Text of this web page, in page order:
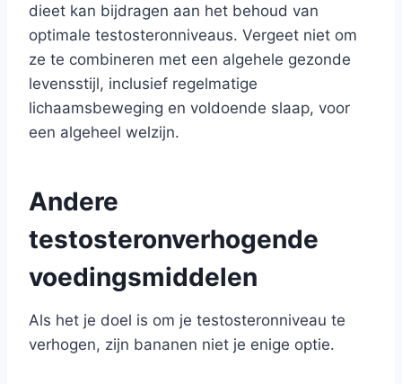
dieet kan bijdragen aan het behoud van
optimale testosteronniveaus. Vergeet niet om
ze te combineren met een algehele gezonde
levensstijl, inclusief regelmatige
lichaamsbeweging en voldoende slaap, voor
een algeheel welzijn.
Andere
testosteronverhogende
voedingsmiddelen
Als het je doel is om je testosteronniveau te
verhogen, zijn bananen niet je enige optie.